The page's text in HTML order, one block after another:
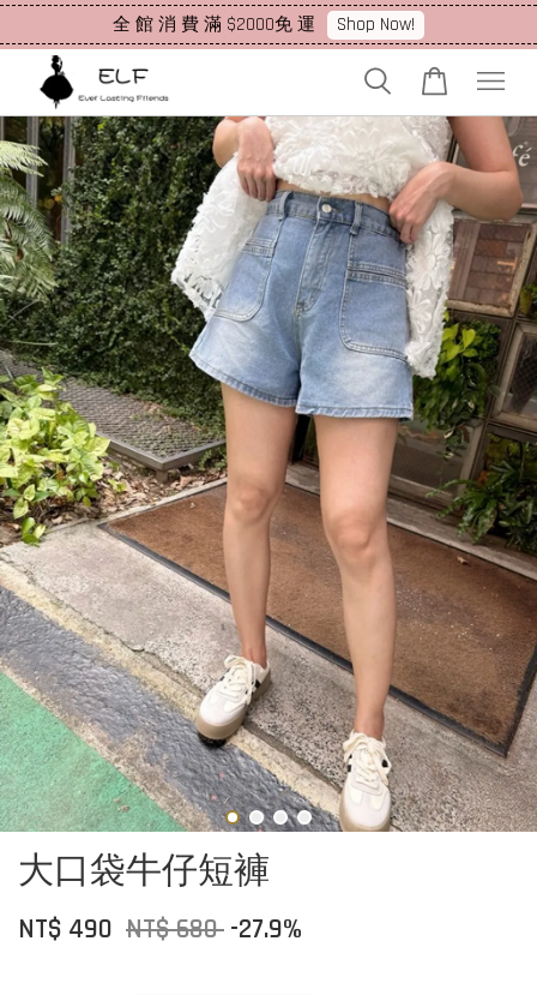
全 館 消 費 滿 $2000免 運 Shop Now!
大口袋牛仔短褲
NT$ 490 NT$ 680 -27.9%